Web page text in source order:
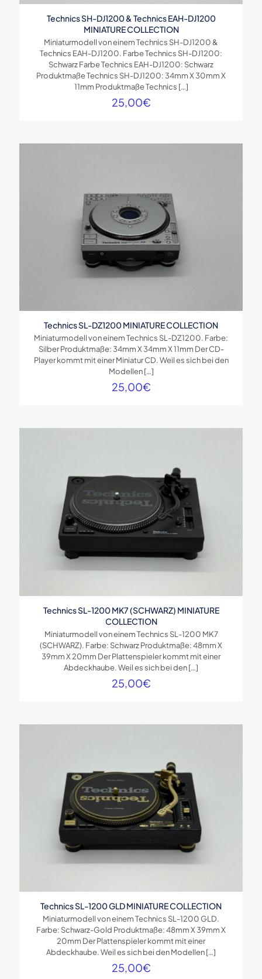
Technics SH-DJ1200 & Technics EAH-DJ1200
MINIATURE COLLECTION
Miniaturmodell von einem Technics SH-DJ1200 &
Technics EAH-DJ1200. Farbe Technics SH-DJ1200:
Schwarz Farbe Technics EAH-DJ1200: Schwarz
Produktmaße Technics SH-DJ1200: 34mm X 30mm X
11mm Produktmaße Technics […]
25,00€
Technics SL-DZ1200 MINIATURE COLLECTION
Miniaturmodell von einem Technics SL-DZ1200. Farbe:
Silber Produktmaße: 34mm X 34mm X 11mm Der CD-
Player kommt mit einer Miniatur CD. Weil es sich bei den
Modellen[…]
25,00€
Technics SL-1200 MK7 (SCHWARZ) MINIATURE
COLLECTION
Miniaturmodell von einem Technics SL-1200 MK7
(SCHWARZ). Farbe: Schwarz Produktmaße: 48mm X
39mm X 20mm Der Plattenspieler kommt mit einer
Abdeckhaube. Weil es sich bei den[…]
25,00€
Technics SL-1200 GLD MINIATURE COLLECTION
Miniaturmodell von einem Technics SL-1200 GLD.
Farbe: Schwarz-Gold Produktmaße: 48mm X 39mm X
20mm Der Plattenspieler kommt mit einer
Abdeckhaube. Weil es sich bei den Modellen[…]
25,00€